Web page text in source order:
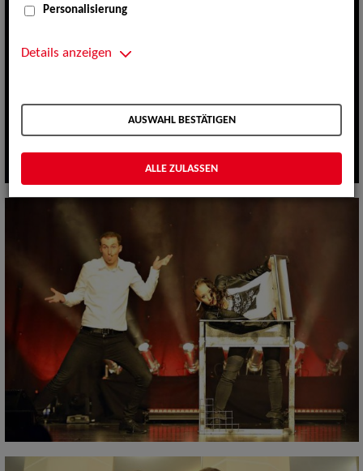
Personalisierung
Details anzeigen
AUSWAHL BESTÄTIGEN
ALLE ZULASSEN